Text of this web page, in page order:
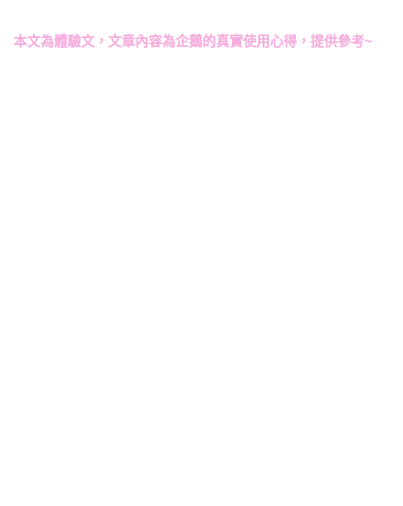
本文為體驗文，文章內容為企鵝的真實使用心得，提供參考~